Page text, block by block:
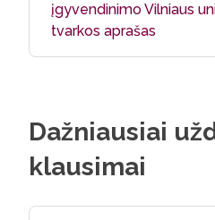
įgyvendinimo Vilniaus
tvarkos aprašas
Dažniausiai
klausimai